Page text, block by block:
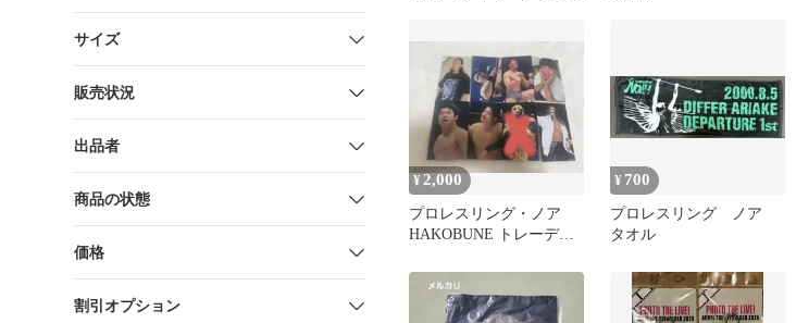
サイズ
販売状況
出品者
商品の状態
価格
割引オプション
¥ 2,000
プロレスリング・ノア
HAKOBUNE トレーディ
¥ 700
プロレスリング ノア
タオル